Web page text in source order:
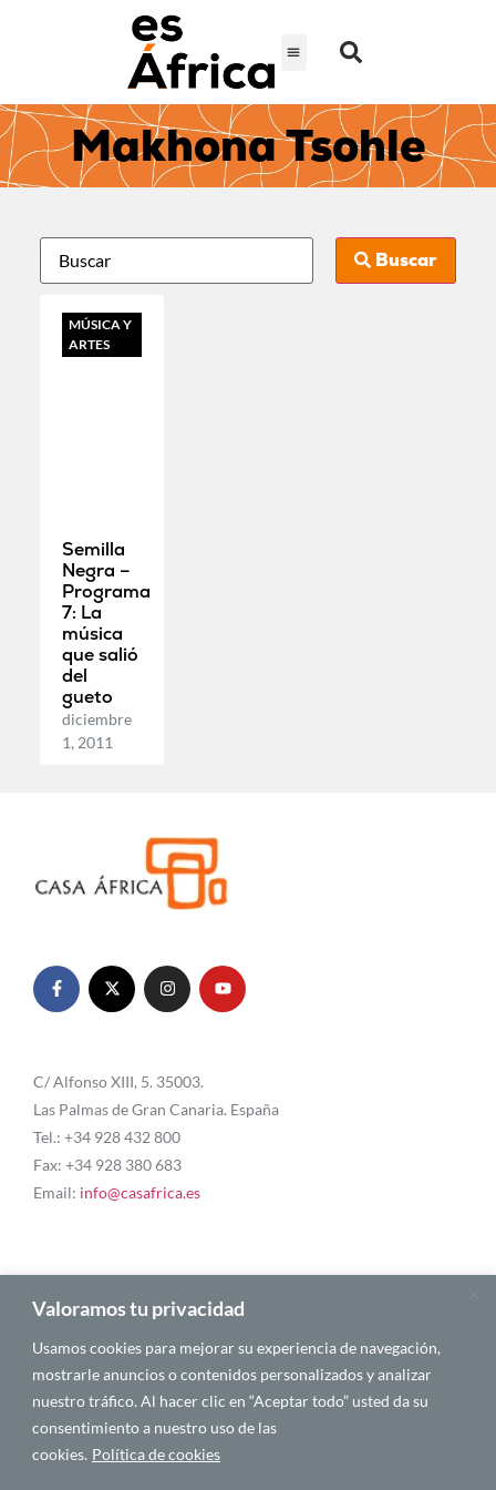
Valoramos tu privacidad
Usamos cookies para mejorar su experiencia de navegación,
mostrarle anuncios o contenidos personalizados y analizar
nuestro tráfico. Al hacer clic en “Aceptar todo” usted da su
consentimiento a nuestro uso de las
cookies. Política de cookies
Makhona Tsohle
Buscar
MÚSICA Y
ARTES
Semilla
Negra –
Programa
7: La
música
que salió
del
gueto
diciembre
1, 2011
C/ Alfonso XIII, 5. 35003.
Las Palmas de Gran Canaria. España
Tel.: +34 928 432 800
Fax: +34 928 380 683
Email: info@casafrica.es
Blog
Quiénes somos
Autores
Español